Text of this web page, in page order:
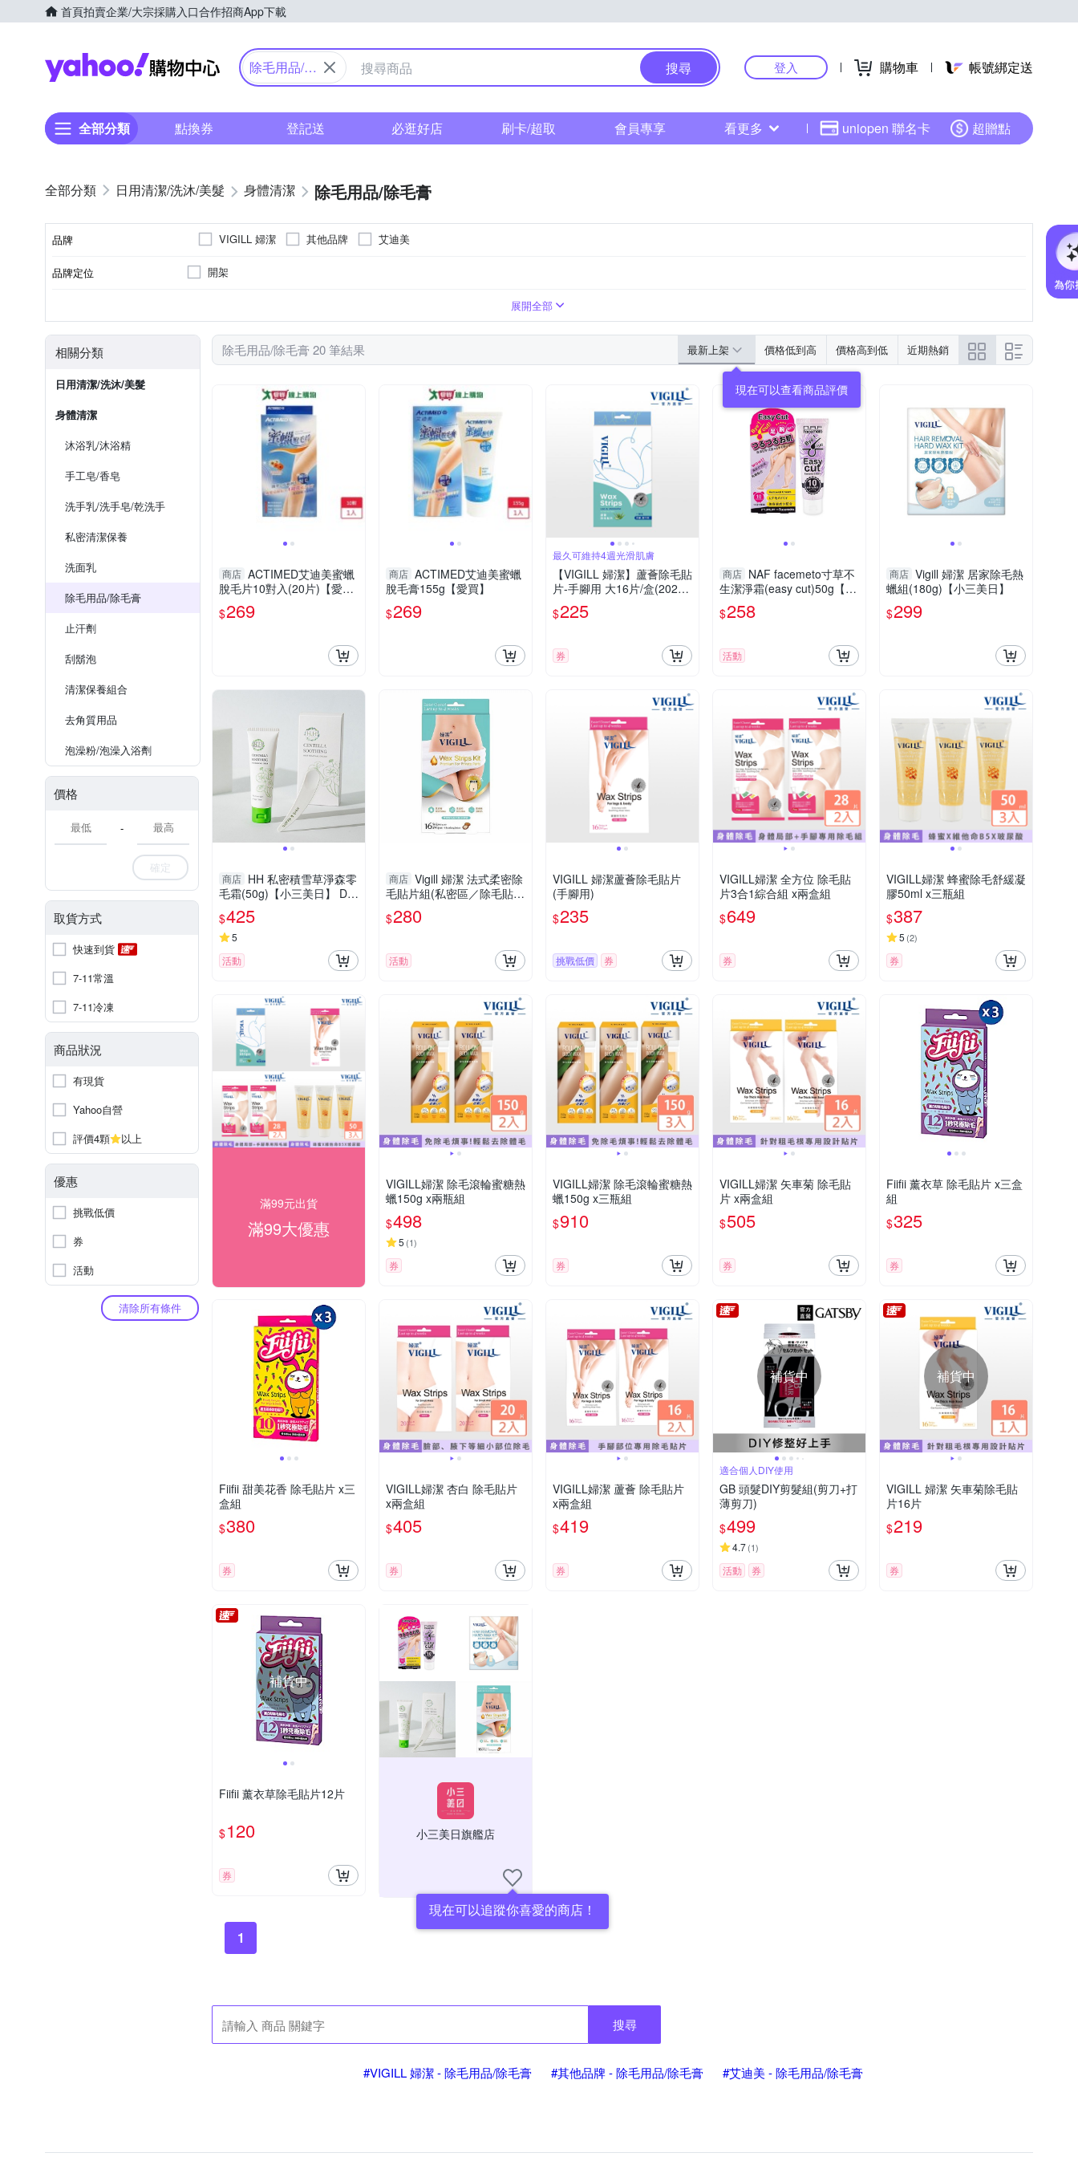
首頁拍賣企業/大宗採購入口合作招商App下載
Yahoo購物中心
除毛用品/除
搜尋 登入 購物車 帳號綁定送
全部分類 點換券 登記送 必逛好店 刷卡/超取 會員專享 看更多 uniopen 聯名卡 超贈點
日用清潔/洗沐/美髮 身體清潔 除毛用品/除毛膏
品牌 VIGILL 婦潔 其他品牌 艾迪美
品牌定位 開架
依包裝上標示為主
展開全部
相關分類
日用清潔/洗沐/美髮
身體清潔
沐浴乳/沐浴精
手工皂/香皂
洗手乳/洗手皂/乾洗手
私密清潔保養
洗面乳
除毛用品/除毛膏
止汗劑
刮鬍泡
清潔保養組合
去角質用品
泡澡粉/泡澡入浴劑
價格
-
確定
取貨方式
快速到貨
7-11常溫
7-11冷凍
商品狀況
有現貨
Yahoo自營
評價4顆
以上
優惠
挑戰低價
券
活動
清除所有條件
除毛用品/除毛膏 20 筆結果 最新上架 價格低到高 價格高到低 近期熱銷
商店 ACTIMED艾迪美蜜蠟
脫毛片10對入(20片)【愛
買】
$269
商店 ACTIMED艾迪美蜜蠟
脫毛膏155g【愛買】
$269
最久可維持4週光滑肌膚
【VIGILL 婦潔】蘆薈除毛貼
片-手腳用 大16片/盒(2026
年新版)
$225
券
商店 NAF facemeto寸草不
生潔淨霜(easy cut)50g【小
三美日】
$258
活動
商店 Vigill 婦潔 居家除毛熱
蠟組(180g)【小三美日】
$299
商店 HH 私密積雪草淨森零
毛霜(50g)【小三美日】 DS
022143
$425
5
活動
商店 Vigill 婦潔 法式柔密除
毛貼片組(私密區／除毛貼片
16片+修護乳10ml+除蠟濕
巾2片)【小三美日】DS015
$280
活動
VIGILL 婦潔蘆薈除毛貼片
(手腳用)
$235
挑戰低價 券
VIGILL婦潔 全方位 除毛貼
片3合1綜合組 x兩盒組
$649
券
VIGILL婦潔 蜂蜜除毛舒緩凝
膠50ml x三瓶組
$387
5 (2)
券
滿99元出貨
滿99大優惠
VIGILL婦潔 除毛滾輪蜜糖熱
蠟150g x兩瓶組
$498
5 (1)
券
VIGILL婦潔 除毛滾輪蜜糖熱
蠟150g x三瓶組
$910
券
VIGILL婦潔 矢車菊 除毛貼
片 x兩盒組
$505
券
Fiifii 薰衣草 除毛貼片 x三盒
組
$325
券
Fiifii 甜美花香 除毛貼片 x三
盒組
$380
券
VIGILL婦潔 杏白 除毛貼片
x兩盒組
$405
券
VIGILL婦潔 蘆薈 除毛貼片
x兩盒組
$419
券
補貨中
適合個人DIY使用
GB 頭髮DIY剪髮組(剪刀+打
薄剪刀)
$499
4.7(1)
活動 券
補貨中
VIGILL 婦潔 矢車菊除毛貼
片16片
$219
券
補貨中
Fiifii 薰衣草除毛貼片12片
$120
券
小三美日旗艦店
現在可以追蹤你喜愛的商店！
1
搜尋
#VIGILL 婦潔 - 除毛用品/除毛膏 #其他品牌 - 除毛用品/除毛膏 #艾迪美 - 除毛用品/除毛膏